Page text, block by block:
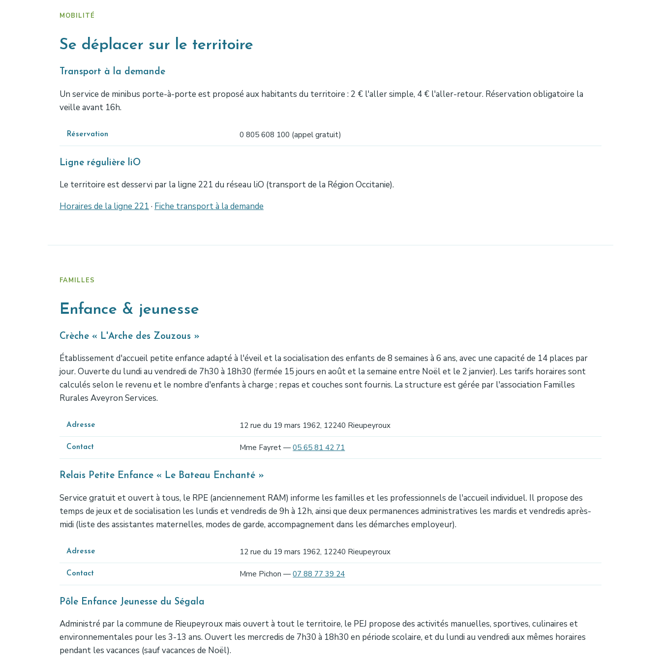
MOBILITÉ
Se déplacer sur le territoire
Transport à la demande
Un service de minibus porte-à-porte est proposé aux habitants du territoire : 2 € l'aller simple, 4 € l'aller-retour. Réservation obligatoire la
veille avant 16h.
Réservation 0 805 608 100 (appel gratuit)
Ligne régulière liO
Le territoire est desservi par la ligne 221 du réseau liO (transport de la Région Occitanie).
Horaires de la ligne 221 · Fiche transport à la demande
FAMILLES
Enfance & jeunesse
Crèche « L'Arche des Zouzous »
Établissement d'accueil petite enfance adapté à l'éveil et la socialisation des enfants de 8 semaines à 6 ans, avec une capacité de 14 places par
jour. Ouverte du lundi au vendredi de 7h30 à 18h30 (fermée 15 jours en août et la semaine entre Noël et le 2 janvier). Les tarifs horaires sont
calculés selon le revenu et le nombre d'enfants à charge ; repas et couches sont fournis. La structure est gérée par l'association Familles
Rurales Aveyron Services.
Adresse 12 rue du 19 mars 1962, 12240 Rieupeyroux
Contact Mme Fayret —05 65 81 42 71
Relais Petite Enfance « Le Bateau Enchanté »
Service gratuit et ouvert à tous, le RPE (anciennement RAM) informe les familles et les professionnels de l'accueil individuel. Il propose des
temps de jeux et de socialisation les lundis et vendredis de 9h à 12h, ainsi que deux permanences administratives les mardis et vendredis après-
midi (liste des assistantes maternelles, modes de garde, accompagnement dans les démarches employeur).
Adresse 12 rue du 19 mars 1962, 12240 Rieupeyroux
Contact Mme Pichon —07 88 77 39 24
Pôle Enfance Jeunesse du Ségala
Administré par la commune de Rieupeyroux mais ouvert à tout le territoire, le PEJ propose des activités manuelles, sportives, culinaires et
environnementales pour les 3-13 ans. Ouvert les mercredis de 7h30 à 18h30 en période scolaire, et du lundi au vendredi aux mêmes horaires
pendant les vacances (sauf vacances de Noël).